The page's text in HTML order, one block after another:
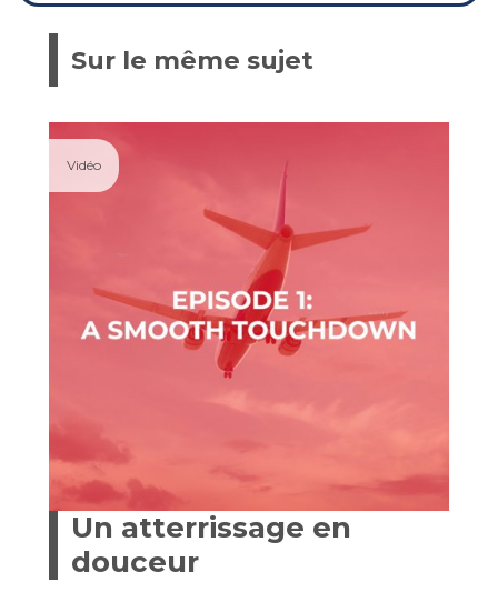
Sur le même sujet
Vidéo
Un atterrissage en
douceur